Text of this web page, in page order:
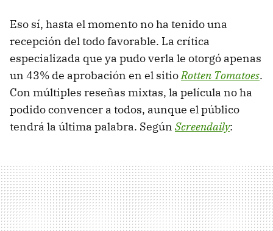
Eso sí, hasta el momento no ha tenido una
recepción del todo favorable. La crítica
especializada que ya pudo verla le otorgó apenas
un 43% de aprobación en el sitioRotten Tomatoes.
Con múltiples reseñas mixtas, la película no ha
podido convencer a todos, aunque el público
tendrá la última palabra. Según Screendaily: